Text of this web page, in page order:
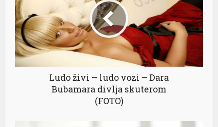
Ludo živi – ludo vozi – Dara
Bubamara divlja skuterom
(FOTO)